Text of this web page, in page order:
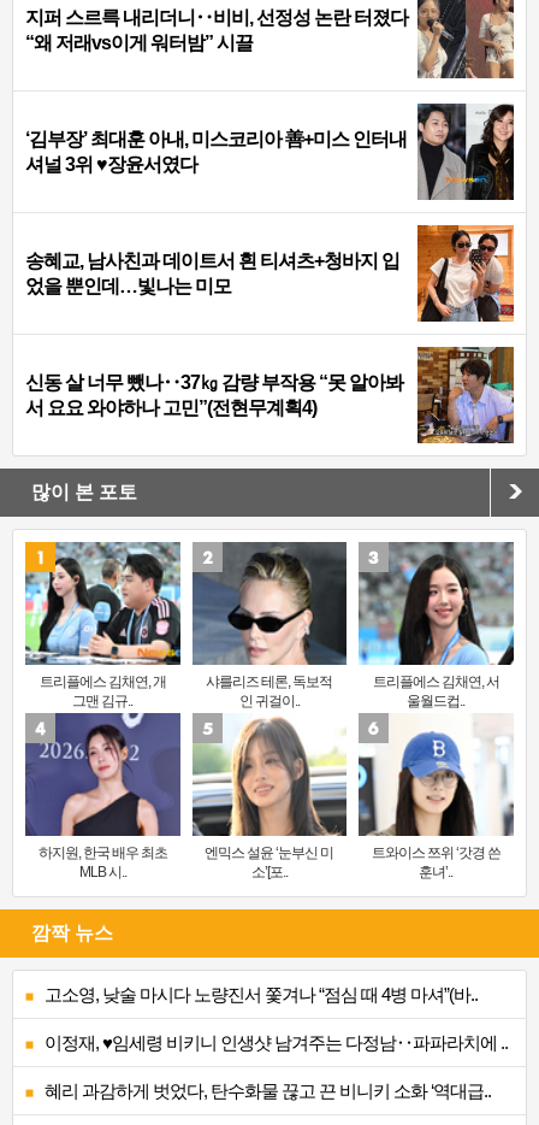
지퍼 스르륵 내리더니‥비비, 선정성 논란 터졌다
“왜 저래vs이게 워터밤” 시끌
‘김부장’ 최대훈 아내, 미스코리아 善+미스 인터내
셔널 3위 ♥장윤서였다
송혜교, 남사친과 데이트서 흰 티셔츠+청바지 입
었을 뿐인데…빛나는 미모
신동 살 너무 뺐나‥37㎏ 감량 부작용 “못 알아봐
서 요요 와야하나 고민”(전현무계획4)
많이 본 포토
트리플에스 김채연, 개
그맨 김규..
샤를리즈 테론, 독보적
인 귀걸이..
트리플에스 김채연, 서
울월드컵..
하지원, 한국 배우 최초
MLB 시..
엔믹스 설윤 ‘눈부신 미
소’[포..
트와이스 쯔위 ‘갓경 쓴
훈녀’..
깜짝 뉴스
고소영, 낮술 마시다 노량진서 쫓겨나 “점심 때 4병 마셔”(바..
이정재, ♥임세령 비키니 인생샷 남겨주는 다정남‥파파라치에 ..
혜리 과감하게 벗었다, 탄수화물 끊고 끈 비니키 소화 ‘역대급..